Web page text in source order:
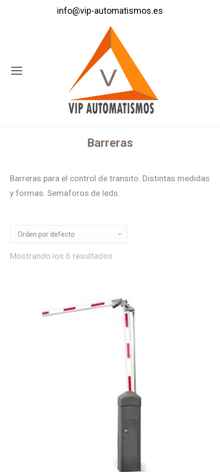
info@vip-automatismos.es
Barreras
Barreras para el control de transito. Distintas medidas
y formas. Semaforos de leds.
Mostrando los 6 resultados